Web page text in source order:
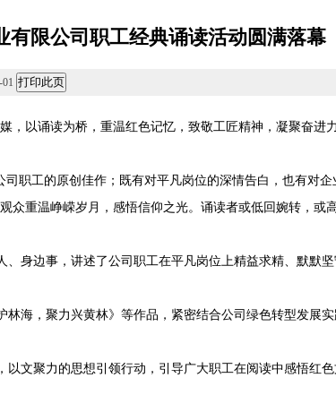
限公司职工经典诵读活动圆满落幕
以诵读为桥，重温红色记忆，致敬工匠精神，凝聚奋进
工的原创佳作；既有对平凡岗位的深情告白，也有对企
重温峥嵘岁月，感悟信仰之光。诵读者或低回婉转，或
边事，讲述了公司职工在平凡岗位上精益求精、默默
，聚力兴黄林》等作品，紧密结合公司绿色转型发展
聚力的思想引领行动，引导广大职工在阅读中感悟红